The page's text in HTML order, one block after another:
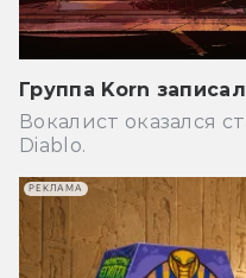
Группа Korn
Вокалист оказался
Diablo.
РЕКЛАМА